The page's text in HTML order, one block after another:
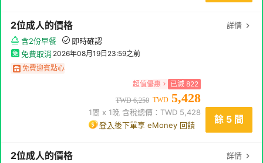
2位成人的價格
詳情
含2份早餐
即時確認
免費取消 2026年08月19日23:59之前
免費迎賓點心
超值優惠
已減 822
TWD 6,250 TWD 5,428
1間 x 1晚 含稅總價：TWD 5,428
登入後下單享 eMoney 回饋 餘 5 間
2位成人的價格
詳情